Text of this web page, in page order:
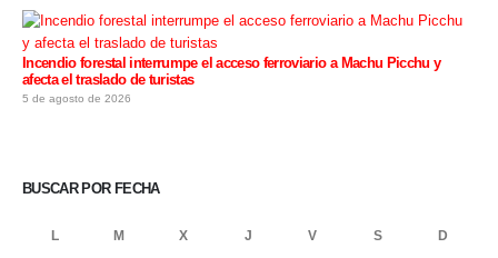
Incendio forestal interrumpe el acceso ferroviario a Machu Picchu y
afecta el traslado de turistas
5 de agosto de 2026
BUSCAR POR FECHA
L M X J V S D